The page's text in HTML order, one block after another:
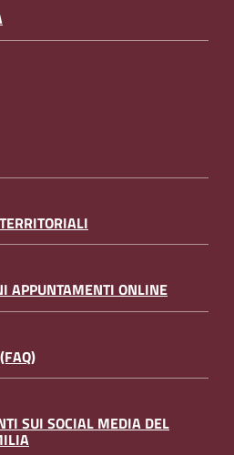
APPUNTAMENTI ONLINE
SUI SOCIAL MEDIA DEL